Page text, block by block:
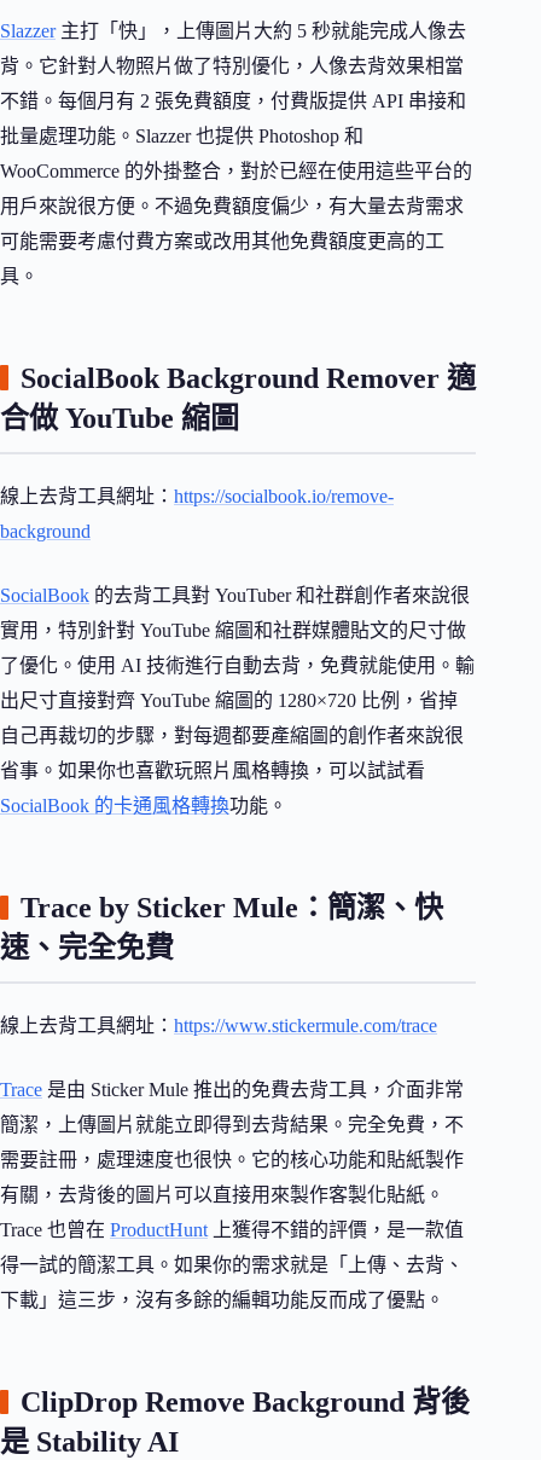
Slazzer主打「快」，上傳圖片大約 5 秒就能完成人像去
背。它針對人物照片做了特別優化，人像去背效果相當
不錯。每個月有 2 張免費額度，付費版提供 API 串接和
批量處理功能。Slazzer 也提供 Photoshop 和
WooCommerce 的外掛整合，對於已經在使用這些平台的
用戶來說很方便。不過免費額度偏少，有大量去背需求
可能需要考慮付費方案或改用其他免費額度更高的工
具。
SocialBook Background Remover 適
合做 YouTube 縮圖
線上去背工具網址： https://socialbook.io/remove-
background
SocialBook 的去背工具對 YouTuber 和社群創作者來說很
實用，特別針對 YouTube 縮圖和社群媒體貼文的尺寸做
了優化。使用 AI 技術進行自動去背，免費就能使用。輸
出尺寸直接對齊 YouTube 縮圖的 1280×720 比例，省掉
自己再裁切的步驟，對每週都要產縮圖的創作者來說很
省事。如果你也喜歡玩照片風格轉換，可以試試看
SocialBook 的卡通風格轉換功能。
Trace by Sticker Mule：簡潔、快
速、完全免費
線上去背工具網址： https://www.stickermule.com/trace
Trace 是由 Sticker Mule 推出的免費去背工具，介面非常
簡潔，上傳圖片就能立即得到去背結果。完全免費，不
需要註冊，處理速度也很快。它的核心功能和貼紙製作
有關，去背後的圖片可以直接用來製作客製化貼紙。
Trace 也曾在 ProductHunt 上獲得不錯的評價，是一款值
得一試的簡潔工具。如果你的需求就是「上傳、去背、
下載」這三步，沒有多餘的編輯功能反而成了優點。
ClipDrop Remove Background 背後
是 Stability AI